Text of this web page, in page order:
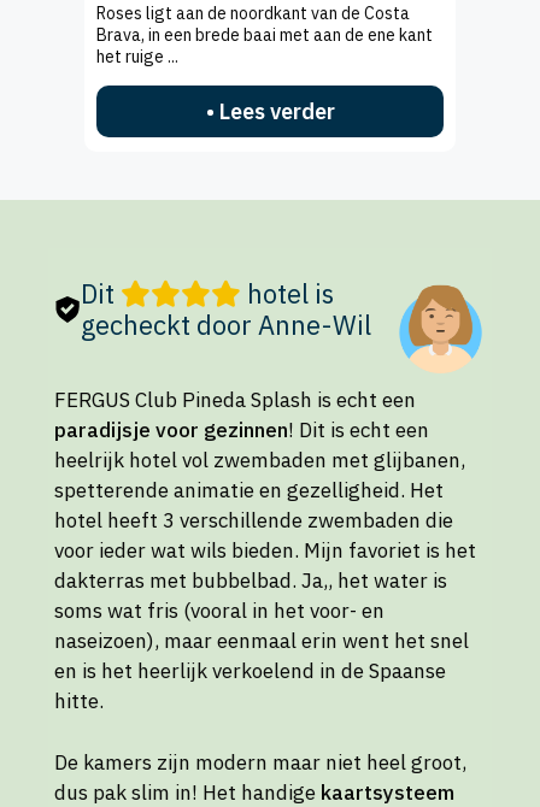
Roses ligt aan de noordkant van de Costa
Brava, in een brede baai met aan de ene kant
het ruige ...
• Lees verder
Dit
hotel is
gecheckt door Anne-Wil
FERGUS Club Pineda Splash is echt een
paradijsje voor gezinnen! Dit is echt een
heelrijk hotel vol zwembaden met glijbanen,
spetterende animatie en gezelligheid. Het
hotel heeft 3 verschillende zwembaden die
voor ieder wat wils bieden. Mijn favoriet is het
dakterras met bubbelbad. Ja,, het water is
soms wat fris (vooral in het voor- en
naseizoen), maar eenmaal erin went het snel
en is het heerlijk verkoelend in de Spaanse
hitte.
De kamers zijn modern maar niet heel groot,
dus pak slim in! Het handige kaartsysteem